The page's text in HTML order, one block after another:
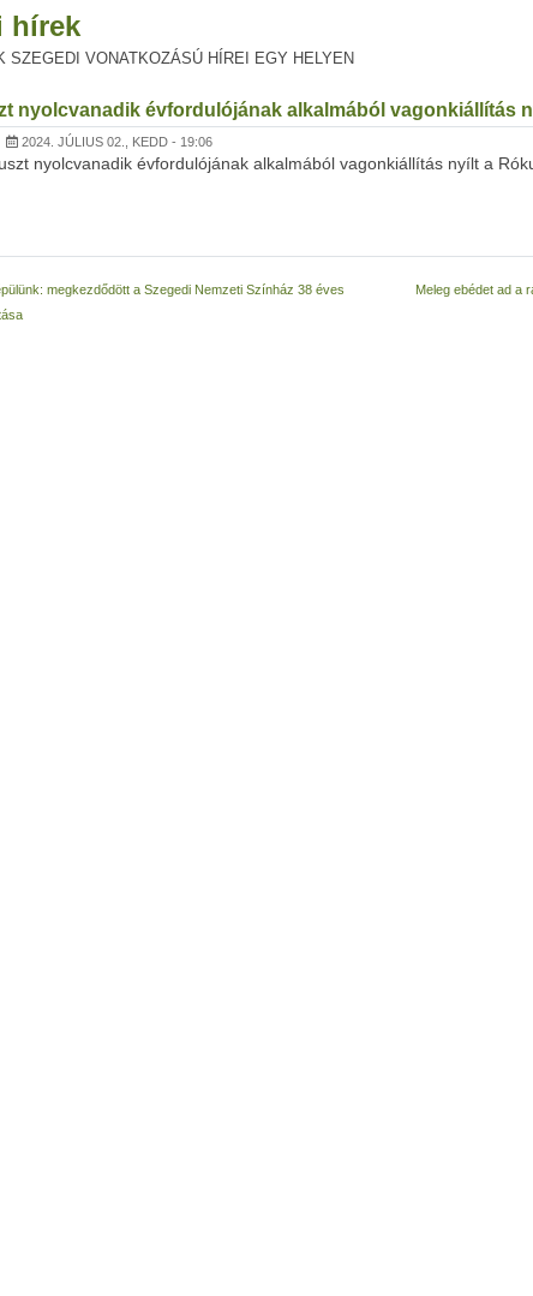
hírek
SZEGEDI VONATKOZÁSÚ HÍREI EGY HELYEN
nyolcvanadik évfordulójának alkalmából vagonkiállítás
2024. JÚLIUS 02., KEDD - 19:06
nyolcvanadik évfordulójának alkalmából vagonkiállítás nyílt a
megkezdődött a Szegedi Nemzeti Színház 38 éves
Meleg ebédet ad a